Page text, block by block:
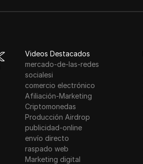
Videos Destacados
mercado-de-las-redes
socialesi
comercio electrónico
Afiliación-Marketing
Criptomonedas
Producción Airdrop
publicidad-online
envío directo
raspado web
Marketing digital